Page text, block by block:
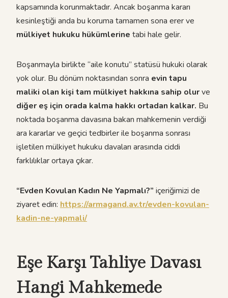
kapsamında korunmaktadır. Ancak boşanma kararı
kesinleştiği anda bu koruma tamamen sona erer ve
mülkiyet hukuku hükümlerine tabi hale gelir.
Boşanmayla birlikte “aile konutu” statüsü hukuki olarak
yok olur. Bu dönüm noktasından sonra evin tapu
maliki olan kişi tam mülkiyet hakkına sahip olurve
diğer eş için orada kalma hakkı ortadan kalkar. Bu
noktada boşanma davasına bakan mahkemenin verdiği
ara kararlar ve geçici tedbirler ile boşanma sonrası
işletilen mülkiyet hukuku davaları arasında ciddi
farklılıklar ortaya çıkar.
“Evden Kovulan Kadın Ne Yapmalı?” içeriğimizi de
ziyaret edin: https://armagand.av.tr/evden-kovulan-
kadin-ne-yapmali/
Eşe Karşı Tahliye Davası
Hangi Mahkemede